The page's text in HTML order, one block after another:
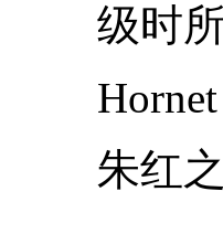
级时
Hornet
朱红